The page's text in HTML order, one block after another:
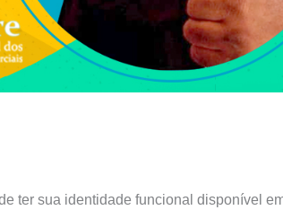
ter sua identidade funcional disponível